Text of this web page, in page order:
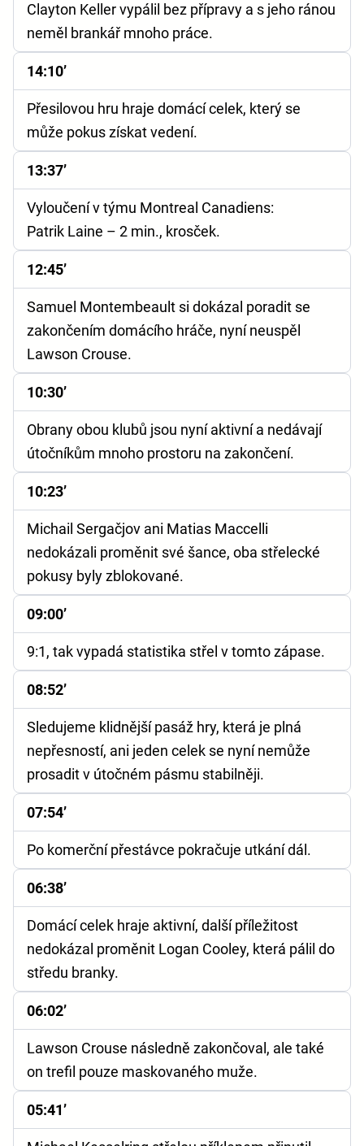
Clayton Keller vypálil bez přípravy a s jeho ránou
neměl brankář mnoho práce.
14:10’
Přesilovou hru hraje domácí celek, který se
může pokus získat vedení.
13:37’
Vyloučení v týmu Montreal Canadiens:
Patrik Laine – 2 min., krosček.
12:45’
Samuel Montembeault si dokázal poradit se
zakončením domácího hráče, nyní neuspěl
Lawson Crouse.
10:30’
Obrany obou klubů jsou nyní aktivní a nedávají
útočníkům mnoho prostoru na zakončení.
10:23’
Michail Sergačjov ani Matias Maccelli
nedokázali proměnit své šance, oba střelecké
pokusy byly zblokované.
09:00’
9:1, tak vypadá statistika střel v tomto zápase.
08:52’
Sledujeme klidnější pasáž hry, která je plná
nepřesností, ani jeden celek se nyní nemůže
prosadit v útočném pásmu stabilněji.
07:54’
Po komerční přestávce pokračuje utkání dál.
06:38’
Domácí celek hraje aktivní, další příležitost
nedokázal proměnit Logan Cooley, která pálil do
středu branky.
06:02’
Lawson Crouse následně zakončoval, ale také
on trefil pouze maskovaného muže.
05:41’